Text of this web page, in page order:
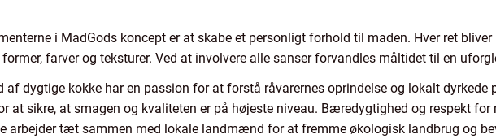
i MadGods koncept er at skabe et personligt forhold til maden. Hver ret
farver og teksturer. Ved at involvere alle sanser forvandles måltidet til en
af dygtige kokke har en passion for at forstå råvarernes oprindelse og lokalt dyrkede
at sikre, at smagen og kvaliteten er på højeste niveau. Bæredygtighed og respekt
arbejder tæt sammen med lokale landmænd for at fremme økologisk landbrug og